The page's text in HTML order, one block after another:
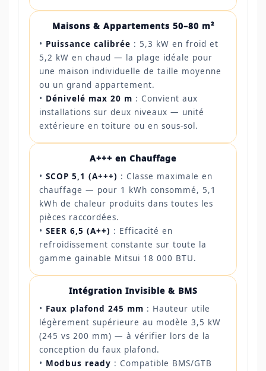
Maisons & Appartements 50–80 m²
• Puissance calibrée : 5,3 kW en froid et
5,2 kW en chaud — la plage idéale pour
une maison individuelle de taille moyenne
ou un grand appartement.
• Dénivelé max 20 m : Convient aux
installations sur deux niveaux — unité
extérieure en toiture ou en sous-sol.
A+++ en Chauffage
• SCOP 5,1 (A+++) : Classe maximale en
chauffage — pour 1 kWh consommé, 5,1
kWh de chaleur produits dans toutes les
pièces raccordées.
• SEER 6,5 (A++) : Efficacité en
refroidissement constante sur toute la
gamme gainable Mitsui 18 000 BTU.
Intégration Invisible & BMS
• Faux plafond 245 mm : Hauteur utile
légèrement supérieure au modèle 3,5 kW
(245 vs 200 mm) — à vérifier lors de la
conception du faux plafond.
• Modbus ready : Compatible BMS/GTB